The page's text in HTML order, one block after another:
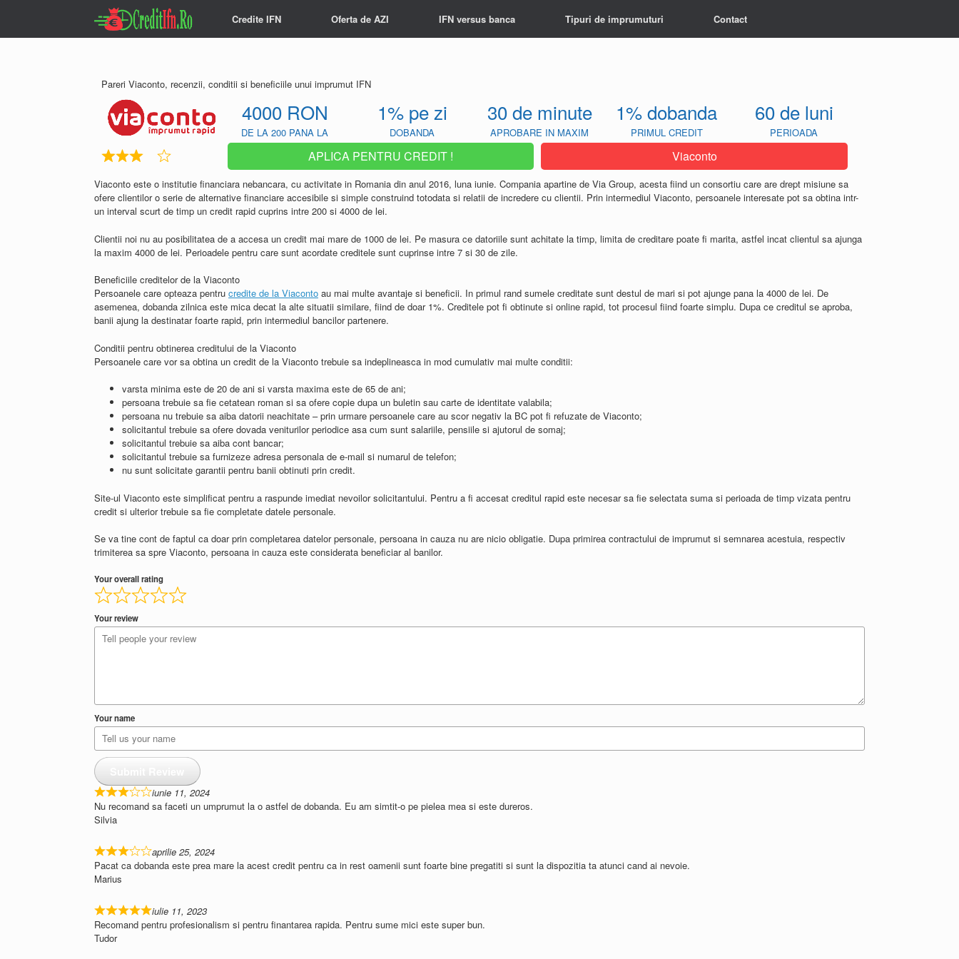
Credite IFN Oferta de AZI IFN versus banca Tipuri de imprumuturi Contact
Pareri Viaconto, recenzii, conditii si beneficiile unui imprumut IFN
4000 RON
DE LA 200 PANA LA
1% pe zi
DOBANDA
30 de minute
APROBARE IN MAXIM
1% dobanda
PRIMUL CREDIT
60 de luni
PERIOADA
APLICA PENTRU CREDIT ! Viaconto
Viaconto este o institutie financiara nebancara, cu activitate in Romania din anul 2016, luna iunie. Compania apartine de Via Group, acesta fiind un consortiu care are drept misiune sa
ofere clientilor o serie de alternative financiare accesibile si simple construind totodata si relatii de incredere cu clientii. Prin intermediul Viaconto, persoanele interesate pot sa obtina intr-
un interval scurt de timp un credit rapid cuprins intre 200 si 4000 de lei.
Clientii noi nu au posibilitatea de a accesa un credit mai mare de 1000 de lei. Pe masura ce datoriile sunt achitate la timp, limita de creditare poate fi marita, astfel incat clientul sa ajunga
la maxim 4000 de lei. Perioadele pentru care sunt acordate creditele sunt cuprinse intre 7 si 30 de zile.
Beneficiile creditelor de la Viaconto
Persoanele care opteaza pentru credite de la Viaconto au mai multe avantaje si beneficii. In primul rand sumele creditate sunt destul de mari si pot ajunge pana la 4000 de lei. De
asemenea, dobanda zilnica este mica decat la alte situatii similare, fiind de doar 1%. Creditele pot fi obtinute si online rapid, tot procesul fiind foarte simplu. Dupa ce creditul se aproba,
banii ajung la destinatar foarte rapid, prin intermediul bancilor partenere.
Conditii pentru obtinerea creditului de la Viaconto
Persoanele care vor sa obtina un credit de la Viaconto trebuie sa indeplineasca in mod cumulativ mai multe conditii:
varsta minima este de 20 de ani si varsta maxima este de 65 de ani;
persoana trebuie sa fie cetatean roman si sa ofere copie dupa un buletin sau carte de identitate valabila;
persoana nu trebuie sa aiba datorii neachitate – prin urmare persoanele care au scor negativ la BC pot fi refuzate de Viaconto;
solicitantul trebuie sa ofere dovada veniturilor periodice asa cum sunt salariile, pensiile si ajutorul de somaj;
solicitantul trebuie sa aiba cont bancar;
solicitantul trebuie sa furnizeze adresa personala de e-mail si numarul de telefon;
nu sunt solicitate garantii pentru banii obtinuti prin credit.
Site-ul Viaconto este simplificat pentru a raspunde imediat nevoilor solicitantului. Pentru a fi accesat creditul rapid este necesar sa fie selectata suma si perioada de timp vizata pentru
credit si ulterior trebuie sa fie completate datele personale.
Se va tine cont de faptul ca doar prin completarea datelor personale, persoana in cauza nu are nicio obligatie. Dupa primirea contractului de imprumut si semnarea acestuia, respectiv
trimiterea sa spre Viaconto, persoana in cauza este considerata beneficiar al banilor.
Your overall rating
Your review
Your name
iunie 11, 2024
Nu recomand sa faceti un umprumut la o astfel de dobanda. Eu am simtit-o pe pielea mea si este dureros.
Silvia
aprilie 25, 2024
Pacat ca dobanda este prea mare la acest credit pentru ca in rest oamenii sunt foarte bine pregatiti si sunt la dispozitia ta atunci cand ai nevoie.
Marius
iulie 11, 2023
Recomand pentru profesionalism si pentru finantarea rapida. Pentru sume mici este super bun.
Tudor